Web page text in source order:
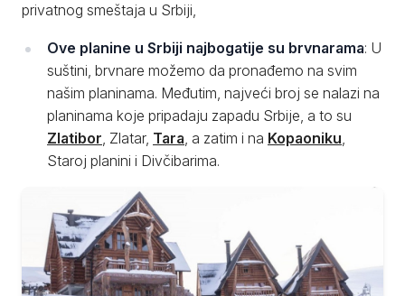
privatnog smeštaja u Srbiji,
Ove planine u Srbiji najbogatije su brvnarama: U
suštini, brvnare možemo da pronađemo na svim
našim planinama. Međutim, najveći broj se nalazi na
planinama koje pripadaju zapadu Srbije, a to su
Zlatibor, Zlatar, Tara, a zatim i na Kopaoniku,
Staroj planini i Divčibarima.